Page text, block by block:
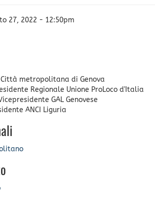
27, 2022 - 12:50pm
Città metropolitana di Genova
Regionale Unione ProLoco d'Italia
GAL Genovese
ANCI Liguria